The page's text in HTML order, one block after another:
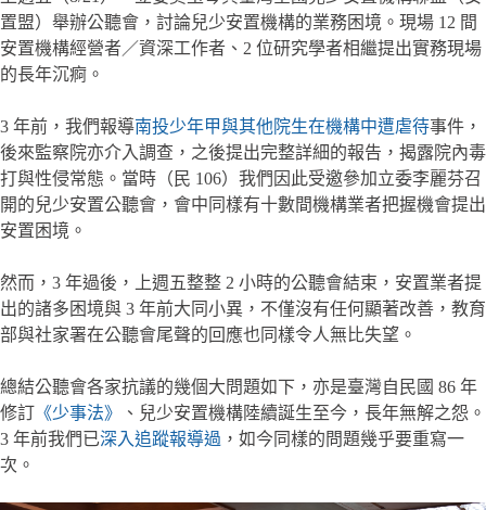
置盟）舉辦公聽會，討論兒少安置機構的業務困境。現場 12 間
安置機構經營者／資深工作者、2 位研究學者相繼提出實務現場
的長年沉痾。
3 年前，我們報導南投少年甲與其他院生在機構中遭虐待事件，
後來監察院亦介入調查，之後提出完整詳細的報告，揭露院內毒
打與性侵常態。當時（民 106）我們因此受邀參加立委李麗芬召
開的兒少安置公聽會，會中同樣有十數間機構業者把握機會提出
安置困境。
然而，3 年過後，上週五整整 2 小時的公聽會結束，安置業者提
出的諸多困境與 3 年前大同小異，不僅沒有任何顯著改善，教育
部與社家署在公聽會尾聲的回應也同樣令人無比失望。
總結公聽會各家抗議的幾個大問題如下，亦是臺灣自民國 86 年
修訂 《少事法》
、兒少安置機構陸續誕生至今，長年無解之怨。
3 年前我們已深入追蹤報導過 ，如今同樣的問題幾乎要重寫一
次。